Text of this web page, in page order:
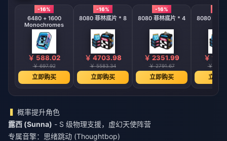
-16%
6480 + 1600
Monochromes
￥ 588.02
￥ 697.92
立即购买
-16%
8080 菲林底片 * 8
￥ 4703.98
￥ 5583.34
立即购买
-16%
8080 菲林底片 * 4
￥ 2351.99
￥ 2791.67
立即购买
8080 菲林
￥
￥
立即
概率提升角色
露西 (Sunna) - S 级物理支援，虚幻天使阵营
专属音擎：思绪跳动 (Thoughtbop)